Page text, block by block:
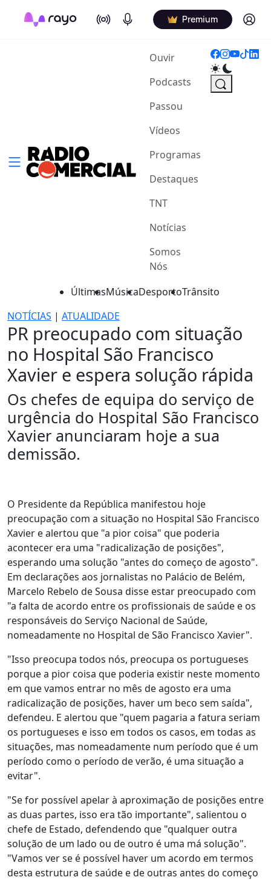
On Air Podcasts Premium Log in
Ouvir(current)
Podcasts
Passou
Vídeos
Programas
Destaques
TNT
Notícias
Somos
Nós
ÚltimasMúsicaDesportoTrânsito
NOTÍCIAS | ATUALIDADE
PR preocupado com situação
no Hospital São Francisco
Xavier e espera solução rápida
Os chefes de equipa do serviço de
urgência do Hospital São Francisco
Xavier anunciaram hoje a sua
demissão.
O Presidente da República manifestou hoje
preocupação com a situação no Hospital São Francisco
Xavier e alertou que "a pior coisa" que poderia
acontecer era uma "radicalização de posições",
esperando uma solução "antes do começo de agosto".
Em declarações aos jornalistas no Palácio de Belém,
Marcelo Rebelo de Sousa disse estar preocupado com
"a falta de acordo entre os profissionais de saúde e os
responsáveis do Serviço Nacional de Saúde,
nomeadamente no Hospital de São Francisco Xavier".
"Isso preocupa todos nós, preocupa os portugueses
porque a pior coisa que poderia existir neste momento
em que vamos entrar no mês de agosto era uma
radicalização de posições, haver um beco sem saída",
defendeu. E alertou que "quem pagaria a fatura seriam
os portugueses e isso em todos os casos, em todas as
situações, mas nomeadamente num período que é um
período como o período de verão, é uma situação a
evitar".
"Se for possível apelar à aproximação de posições entre
as duas partes, isso era tão importante", salientou o
chefe de Estado, defendendo que "qualquer outra
solução de um lado ou de outro é uma má solução".
"Vamos ver se é possível haver um acordo em termos
desta estrutura de saúde e de outras antes do começo